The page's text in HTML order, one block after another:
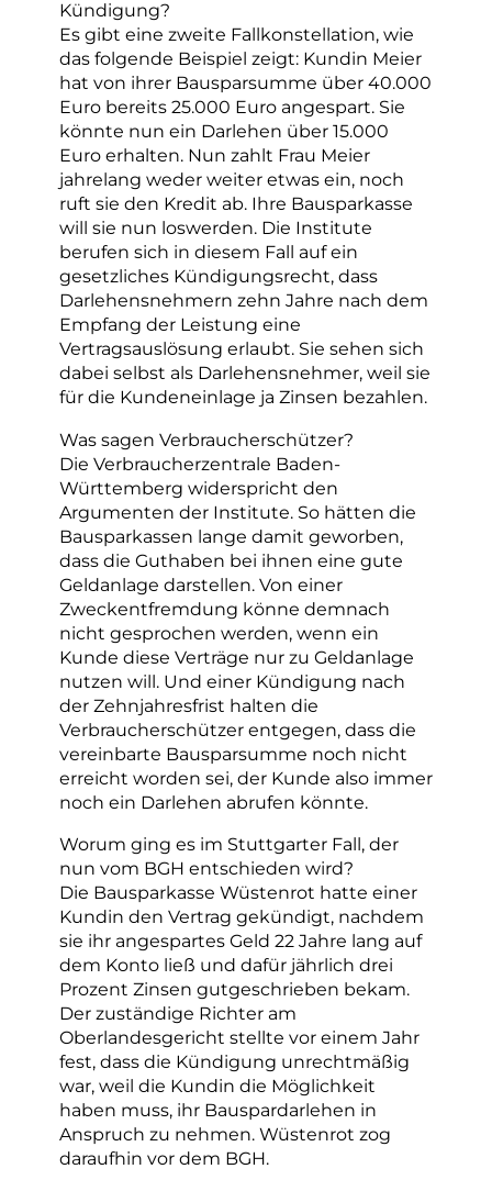
Kündigung?
Es gibt eine zweite Fallkonstellation, wie
das folgende Beispiel zeigt: Kundin Meier
hat von ihrer Bausparsumme über 40.000
Euro bereits 25.000 Euro angespart. Sie
könnte nun ein Darlehen über 15.000
Euro erhalten. Nun zahlt Frau Meier
jahrelang weder weiter etwas ein, noch
ruft sie den Kredit ab. Ihre Bausparkasse
will sie nun loswerden. Die Institute
berufen sich in diesem Fall auf ein
gesetzliches Kündigungsrecht, dass
Darlehensnehmern zehn Jahre nach dem
Empfang der Leistung eine
Vertragsauslösung erlaubt. Sie sehen sich
dabei selbst als Darlehensnehmer, weil sie
für die Kundeneinlage ja Zinsen bezahlen.
Was sagen Verbraucherschützer?
Die Verbraucherzentrale Baden-
Württemberg widerspricht den
Argumenten der Institute. So hätten die
Bausparkassen lange damit geworben,
dass die Guthaben bei ihnen eine gute
Geldanlage darstellen. Von einer
Zweckentfremdung könne demnach
nicht gesprochen werden, wenn ein
Kunde diese Verträge nur zu Geldanlage
nutzen will. Und einer Kündigung nach
der Zehnjahresfrist halten die
Verbraucherschützer entgegen, dass die
vereinbarte Bausparsumme noch nicht
erreicht worden sei, der Kunde also immer
noch ein Darlehen abrufen könnte.
Worum ging es im Stuttgarter Fall, der
nun vom BGH entschieden wird?
Die Bausparkasse Wüstenrot hatte einer
Kundin den Vertrag gekündigt, nachdem
sie ihr angespartes Geld 22 Jahre lang auf
dem Konto ließ und dafür jährlich drei
Prozent Zinsen gutgeschrieben bekam.
Der zuständige Richter am
Oberlandesgericht stellte vor einem Jahr
fest, dass die Kündigung unrechtmäßig
war, weil die Kundin die Möglichkeit
haben muss, ihr Bauspardarlehen in
Anspruch zu nehmen. Wüstenrot zog
daraufhin vor dem BGH.